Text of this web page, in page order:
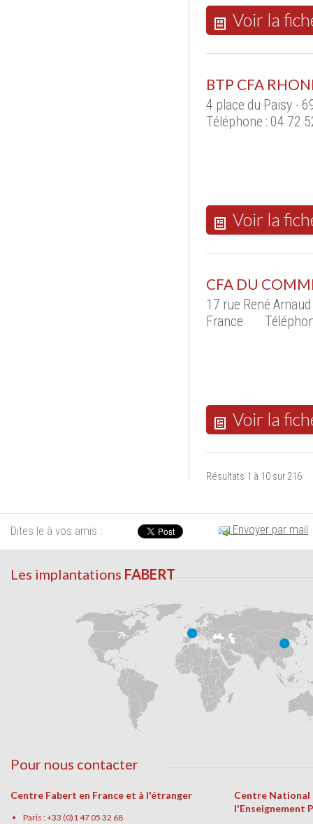
Voir la
BTP CFA
4 place du Paisy -
Téléphone : 04 72
Voir la
CFA DU
17 rue René
France
Voir la
Résultats 1 à 10 sur 216
Dites le à vos amis : Envoyer par mail
Les implantations FABERT
Pour nous contacter
Centre Fabert en France et à l'étranger
Paris : +33 (0)1 47 05 32 68
Centre National
l'Enseignement